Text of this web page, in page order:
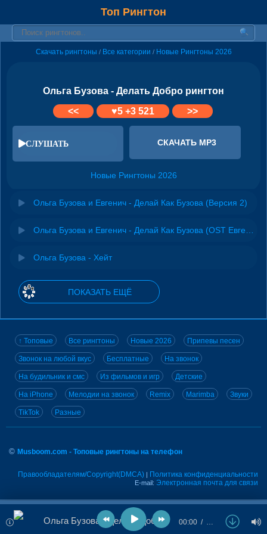
Топ Рингтон
Скачать рингтоны / Все категории / Новые Рингтоны 2026
Ольга Бузова - Делать Добро рингтон
<<
♥5 +3 521 >>
СЛУШАТЬ СКАЧАТЬ MP3
Новые Рингтоны 2026
Ольга Бузова и Евгенич - Делай Как Бузова (Версия 2)
Ольга Бузова - Хейт
ПОКАЗАТЬ ЕЩЁ
↑ Топовые Все рингтоны Новые 2026 Припевы песен
Звонок на любой вкус Бесплатные На звонок
На будильник и смс Из фильмов и игр Детские
На iPhone Мелодии на звонок Remix Marimba Звуки
TikTok Разные
© Musboom.com - Топовые рингтоны на телефон
Правообладателям/Copyright(DMCA) | Политика конфиденциальности
E-mail: Электронная почта для связи
Ольга Бузова - Делать Добро 00:00 …